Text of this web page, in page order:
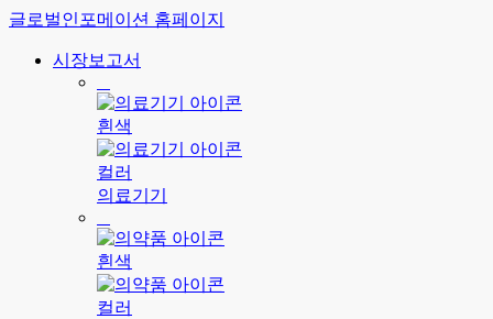
글로벌인포메이션 홈페이지
시장보고서
의료기기